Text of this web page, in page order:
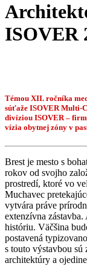
ISOVER
Témou XII. ročníka
súťaže ISOVER Multi-
divíziou ISOVER –
vízia obytnej zóny v
Brest je mesto s
rokov od svojho
prostredí, ktoré vo
Muchavec
vytvára práve
extenzívna
históriu. Väčšina
postavená
s touto výstavbou sú
architektúry a